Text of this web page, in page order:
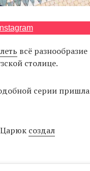
Instagram
всё разнообразие
столице.
серии пришла
создал